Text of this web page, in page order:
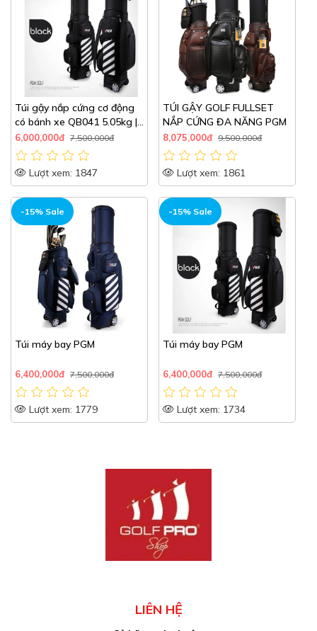
Túi gậy nắp cứng cơ động
có bánh xe QB041 5.05kg |
PGM
6,000,000đ 7,500,000đ
Lượt xem: 1847
TÚI GẬY GOLF FULLSET
NẮP CỨNG ĐA NĂNG PGM
8,075,000đ 9,500,000đ
Lượt xem: 1861
-15% Sale
Túi máy bay PGM
6,400,000đ 7,500,000đ
Lượt xem: 1779
-15% Sale
Túi máy bay PGM
6,400,000đ 7,500,000đ
Lượt xem: 1734
LIÊN HỆ